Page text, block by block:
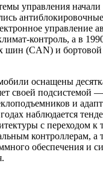
управления начали
управление
контроль, а в
шин (CAN) и бортовой
оснащены
своей подсистемой
и
наблюдается
с переходом к
контроллерам, а
обеспечения и